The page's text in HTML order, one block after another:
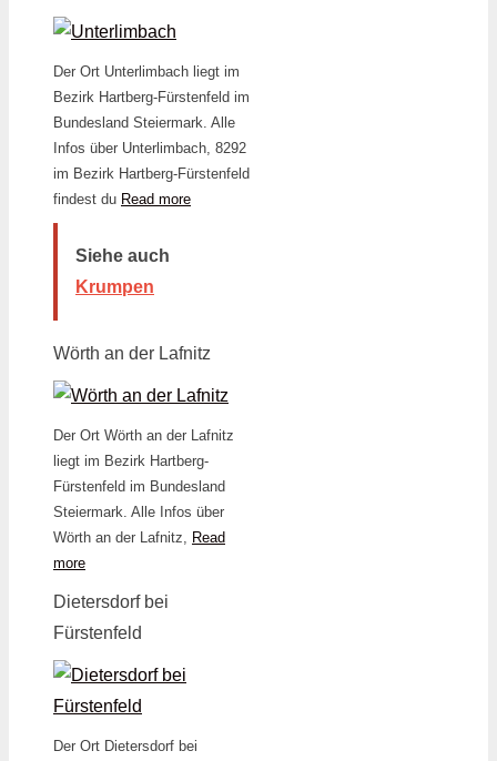
Der Ort Unterlimbach liegt im
Bezirk Hartberg-Fürstenfeld im
Bundesland Steiermark. Alle
Infos über Unterlimbach, 8292
im Bezirk Hartberg-Fürstenfeld
findest du Read more
Siehe auch
Krumpen
Wörth an der Lafnitz
Der Ort Wörth an der Lafnitz
liegt im Bezirk Hartberg-
Fürstenfeld im Bundesland
Steiermark. Alle Infos über
Wörth an der Lafnitz, Read
more
Dietersdorf bei
Fürstenfeld
Der Ort Dietersdorf bei